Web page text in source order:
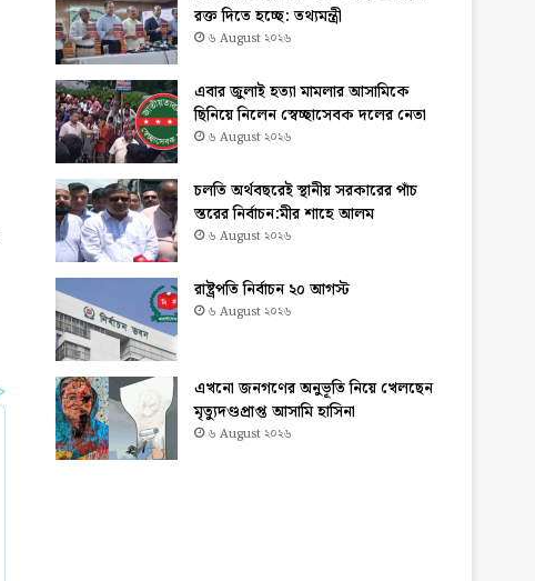
রক্ত দিতে হচ্ছে: তথ্যমন্ত্রী
৬ August ২০২৬
এবার জুলাই হত্যা মামলার আসামিকে
ছিনিয়ে নিলেন স্বেচ্ছাসেবক দলের নেতা
৬ August ২০২৬
চলতি অর্থবছরেই স্থানীয় সরকারের পাঁচ
স্তরের নির্বাচন:মীর শাহে আলম
৬ August ২০২৬
রাষ্ট্রপতি নির্বাচন ২০ আগস্ট
৬ August ২০২৬
এখনো জনগণের অনুভূতি নিয়ে খেলছেন
মৃত্যুদণ্ডপ্রাপ্ত আসামি হাসিনা
৬ August ২০২৬